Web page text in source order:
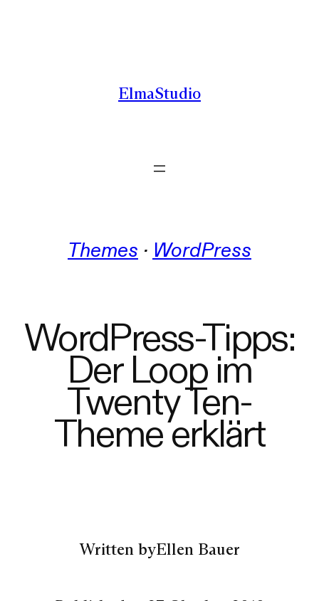
ElmaStudio
Themes · WordPress
WordPress-Tipps:
Der Loop im
Twenty Ten-
Theme erklärt
Written byEllen Bauer